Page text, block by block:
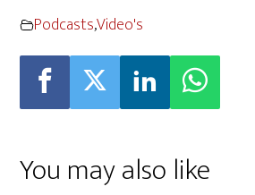
Podcasts,Video's
You may also like